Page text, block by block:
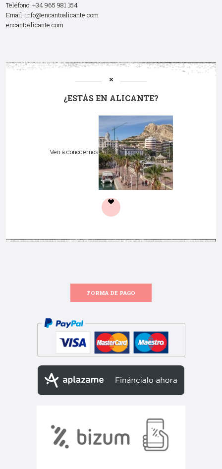
Teléfono: +34 965 981 154
Email: info@encantoalicante.com
encantoalicante.com
¿ESTÁS EN ALICANTE?
Ven a conocernos
FORMA DE PAGO